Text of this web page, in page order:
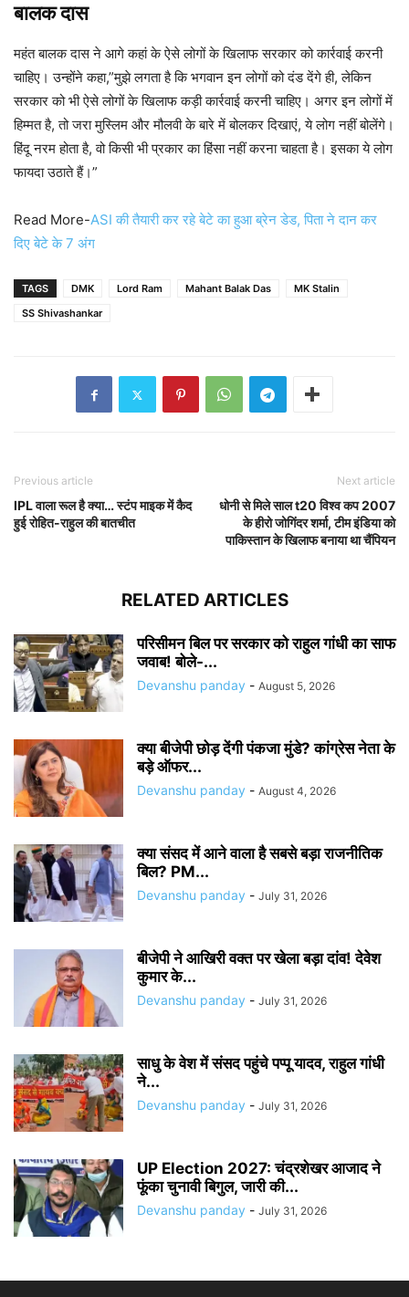
बालक दास
महंत बालक दास ने आगे कहां के ऐसे लोगों के खिलाफ सरकार को कार्रवाई करनी
चाहिए। उन्होंने कहा,”मुझे लगता है कि भगवान इन लोगों को दंड देंगे ही, लेकिन
सरकार को भी ऐसे लोगों के खिलाफ कड़ी कार्रवाई करनी चाहिए। अगर इन लोगों में
हिम्मत है, तो जरा मुस्लिम और मौलवी के बारे में बोलकर दिखाएं, ये लोग नहीं बोलेंगे।
हिंदू नरम होता है, वो किसी भी प्रकार का हिंसा नहीं करना चाहता है। इसका ये लोग
फायदा उठाते हैं।”
Read More-ASI की तैयारी कर रहे बेटे का हुआ ब्रेन डेड, पिता ने दान कर
दिए बेटे के 7 अंग
TAGS DMK Lord Ram Mahant Balak Das
MK Stalin
SS Shivashankar
Previous article
IPL वाला रूल है क्या… स्टंप माइक में कैद
हुई रोहित-राहुल की बातचीत
Next article
धोनी से मिले साल t20 विश्व कप 2007
के हीरो जोगिंदर शर्मा, टीम इंडिया को
पाकिस्तान के खिलाफ बनाया था चैंपियन
RELATED ARTICLES
परिसीमन बिल पर सरकार को राहुल गांधी का साफ
जवाब! बोले-...
Devanshu panday - August 5, 2026
क्या बीजेपी छोड़ देंगी पंकजा मुंडे? कांग्रेस नेता के
बड़े ऑफर...
Devanshu panday - August 4, 2026
क्या संसद में आने वाला है सबसे बड़ा राजनीतिक
बिल? PM...
Devanshu panday - July 31, 2026
बीजेपी ने आखिरी वक्त पर खेला बड़ा दांव! देवेश
कुमार के...
Devanshu panday - July 31, 2026
साधु के वेश में संसद पहुंचे पप्पू यादव, राहुल गांधी
ने...
Devanshu panday - July 31, 2026
UP Election 2027: चंद्रशेखर आजाद ने
फूंका चुनावी बिगुल, जारी की...
Devanshu panday - July 31, 2026